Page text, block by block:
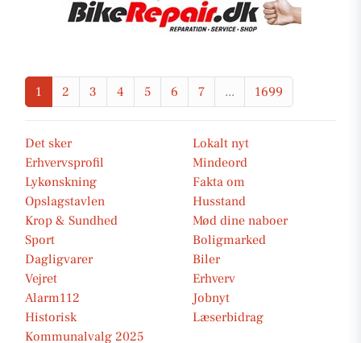
1 2 3 4 5 6 7 ... 1699
Det sker
Lokalt nyt
Erhvervsprofil
Mindeord
Lykønskning
Fakta om
Opslagstavlen
Husstand
Krop & Sundhed
Mød dine naboer
Sport
Boligmarked
Dagligvarer
Biler
Vejret
Erhverv
Alarm112
Jobnyt
Historisk
Læserbidrag
Kommunalvalg 2025